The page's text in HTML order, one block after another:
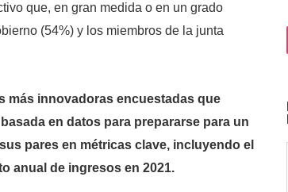
que, en gran medida o en un grado
(54%) y los miembros de la junta
más innovadoras encuestadas que
en datos para prepararse para un
pares en métricas clave, incluyendo el
anual de ingresos en 2021.